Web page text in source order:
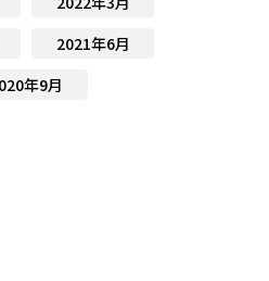
2021年6月
年9月